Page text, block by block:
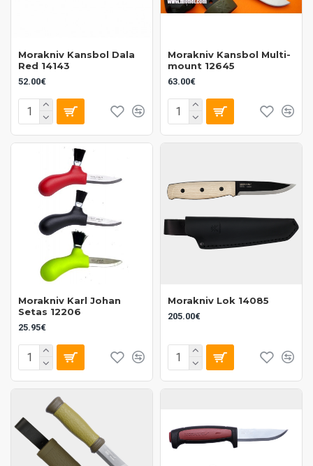
Morakniv Kansbol Dala
Red 14143
52.00€
Morakniv Kansbol Multi-
mount 12645
63.00€
Morakniv Karl Johan
Setas 12206
25.95€
Morakniv Lok 14085
205.00€